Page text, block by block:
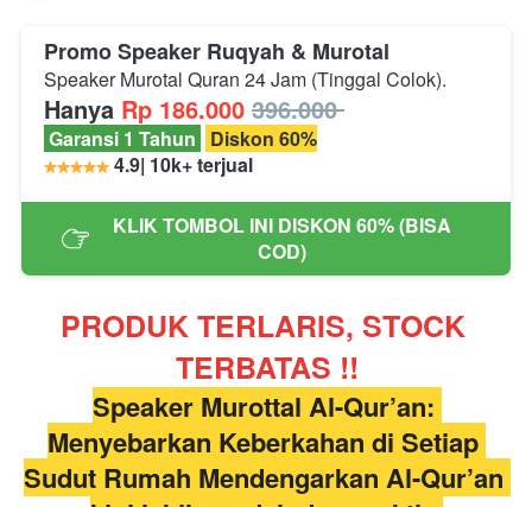
Promo Speaker Ruqyah & Murotal
Speaker Murotal Quran 24 Jam (Tinggal Colok).
Hanya Rp 186.000 396.000
Garansi 1 Tahun
Diskon 60%
4.9| 10k+ terjual
`
KLIK TOMBOL INI DISKON 60% (BISA
COD)
PRODUK TERLARIS, STOCK
TERBATAS !!
Speaker Murottal Al-Qur’an:
Menyebarkan Keberkahan di Setiap
Sudut Rumah Mendengarkan Al-Qur’an